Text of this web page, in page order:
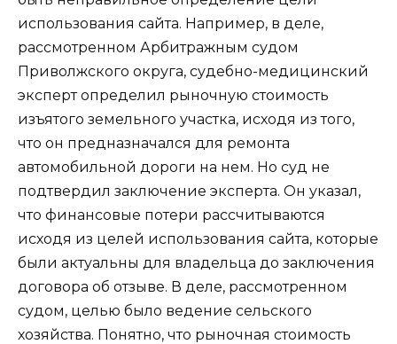
использования сайта. Например, в деле,
рассмотренном Арбитражным судом
Приволжского округа, судебно-медицинский
эксперт определил рыночную стоимость
изъятого земельного участка, исходя из того,
что он предназначался для ремонта
автомобильной дороги на нем. Но суд не
подтвердил заключение эксперта. Он указал,
что финансовые потери рассчитываются
исходя из целей использования сайта, которые
были актуальны для владельца до заключения
договора об отзыве. В деле, рассмотренном
судом, целью было ведение сельского
хозяйства. Понятно, что рыночная стоимость